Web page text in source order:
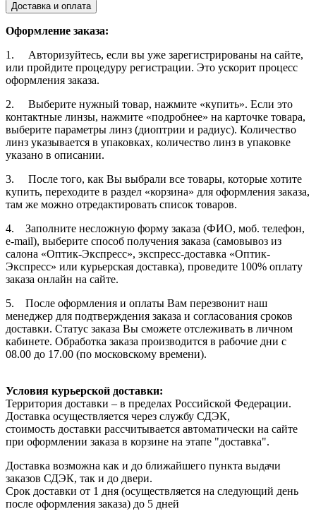
Доставка и оплата
Оформление заказа:
1. Авторизуйтесь, если вы уже зарегистрированы на сайте,
или пройдите процедуру регистрации. Это ускорит процесс
оформления заказа.
2. Выберите нужный товар, нажмите «купить». Если это
контактные линзы, нажмите «подробнее» на карточке товара,
выберите параметры линз (диоптрии и радиус). Количество
линз указывается в упаковках, количество линз в упаковке
указано в описании.
3. После того, как Вы выбрали все товары, которые хотите
купить, переходите в раздел «корзина» для оформления заказа,
там же можно отредактировать список товаров.
4. Заполните несложную форму заказа (ФИО, моб. телефон,
e-mail), выберите способ получения заказа (самовывоз из
салона «Оптик-Экспресс», экспресс-доставка «Оптик-
Экспресс» или курьерская доставка), проведите 100% оплату
заказа онлайн на сайте.
5. После оформления и оплаты Вам перезвонит наш
менеджер для подтверждения заказа и согласования сроков
доставки. Статус заказа Вы сможете отслеживать в личном
кабинете. Обработка заказа производится в рабочие дни с
08.00 до 17.00 (по московскому времени).
Условия курьерской доставки:
Территория доставки – в пределах Российской Федерации.
Доставка осуществляется через службу СДЭК,
стоимость доставки рассчитывается автоматически на сайте
при оформлении заказа в корзине на этапе "доставка".
Доставка возможна как и до ближайшего пункта выдачи
заказов СДЭК, так и до двери.
Срок доставки от 1 дня (осуществляется на следующий день
после оформления заказа) до 5 дней